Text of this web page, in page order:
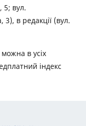
5; вул.
3), в редакції (вул.
в усіх
індекс